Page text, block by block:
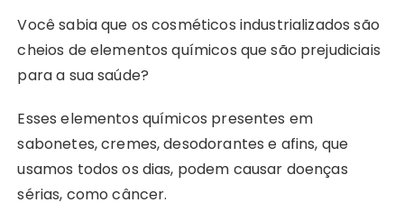
Você sabia que os cosméticos industrializados são
cheios de elementos químicos que são prejudiciais
para a sua saúde?
Esses elementos químicos presentes em
sabonetes, cremes, desodorantes e afins, que
usamos todos os dias, podem causar doenças
sérias, como câncer.